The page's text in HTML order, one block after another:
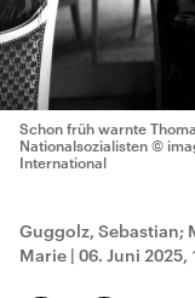
Schon früh warnte
Nationalsozialisten ©
International
Guggolz, Sebastian;
Marie | 06. Juni 2025,